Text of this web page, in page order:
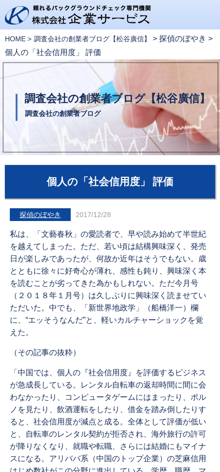
HOME 調査会社の創業者ブログ【松谷廣信】 > 探偵のぼやき >
個人の「社会信用度」 評価
調査会社の創業者ブログ【松谷廣信】
調査会社の創業者ブログ
個人の「社会信用度」 評価
探偵のぼやき 2017/12/28
私は、「文藝春秋」の愛読者で、早や読み始めて半世紀
を越えてしまった。ただ、若い頃は結構興味深く、発売
日が楽しみであったが、何故か近年はそうでもない。歳
とともに徐々に好奇心が薄れ、感性も鈍り、興味深く本
を読むことが劣ってきた為かもしれない。ただ今月号
（２０１８年１月号）は久しぶりに興味深く読ませてい
ただいた。中でも、「新世界地政学」（船橋洋一）欄
に、“エッそうなんだ”と、軽いカルチャーショックを覚
えた。
（その記事の抜粋）
「中国では、個人の『社会信用度』を評価するビジネス
が急成長している。レンタル自転車の返却時間に間に会
わなかったり、コンピュータゲームにはまったり、ポル
ノを見たり、飲酒運転をしたり、借金を踏み倒したりす
ると、社会信用度が減点と成る。全体として評価が低い
と、自転車のレンタル契約が拒否され、海外旅行の許可
が降りなくなり、就職や転職、さらには結婚にもマイナ
スになる。アリババ系（中国のトップ企業）の芝麻信用